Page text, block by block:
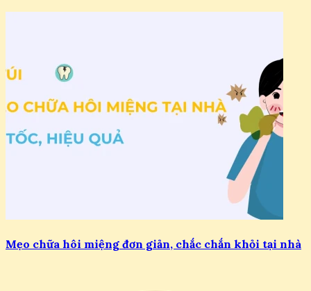
Mẹo chữa hôi miệng đơn giản, chắc chắn khỏi tại nhà